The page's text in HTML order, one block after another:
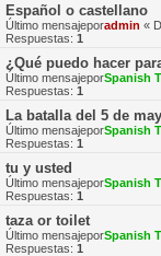
Español o castellano
Último mensajeporadmin «
Respuestas: 1
¿Qué puedo hacer
Último mensajeporSpanish
Respuestas: 1
La batalla del 5 de
Último mensajeporSpanish
Respuestas: 1
tu y usted
Último mensajeporSpanish
Respuestas: 1
taza or toilet
Último mensajeporSpanish
Respuestas: 1